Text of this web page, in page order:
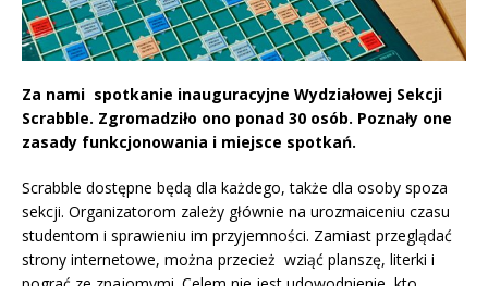
Za nami spotkanie inauguracyjne Wydziałowej Sekcji
Scrabble. Zgromadziło ono ponad 30 osób. Poznały one
zasady funkcjonowania i miejsce spotkań.
Scrabble dostępne będą dla każdego, także dla osoby spoza
sekcji. Organizatorom zależy głównie na urozmaiceniu czasu
studentom i sprawieniu im przyjemności. Zamiast przeglądać
strony internetowe, można przecież wziąć planszę, literki i